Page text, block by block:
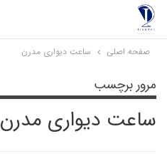
صفحه اصلی ساعت دیواری مدرن
مرور برچسب
ساعت دیواری مدرن